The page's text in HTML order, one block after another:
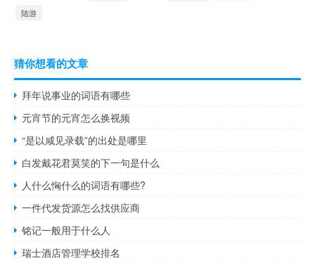
陆游
猜你想看的文章
拜年说事业的词语有哪些
元宵节的元宵怎么换视频
“是以咸见录载”的出处是哪里
白发戴花君莫笑的下一句是什么
人什么恟什么的词语有哪些?
一件代发货源怎么找供应商
铭记一般用于什么人
瑞士酒店管理学校排名